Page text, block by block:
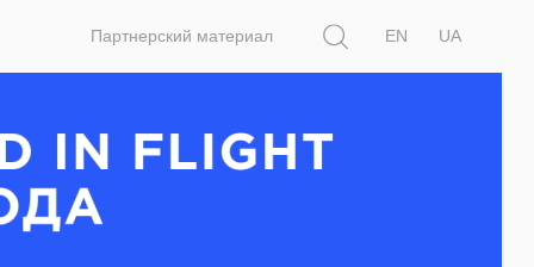
Партнерский материал
EN
UA